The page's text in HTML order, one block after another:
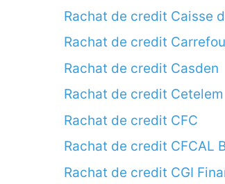
Rachat de credit Caisse
Rachat de credit
Rachat de credit Casden
Rachat de credit Cetelem
Rachat de credit CFC
Rachat de credit CFCAL
Rachat de credit CGI